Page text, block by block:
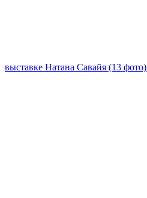
выставке Натана Савайя (13 фото)